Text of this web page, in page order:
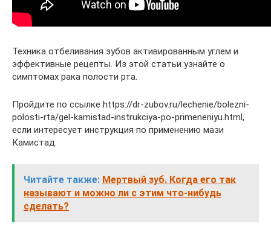
Техника отбеливания зубов активированным углем и
эффективные рецепты. Из этой статьи узнайте о
симптомах рака полости рта.
Пройдите по ссылке https://dr-zubov.ru/lechenie/bolezni-
polosti-rta/gel-kamistad-instrukciya-po-primeneniyu.html,
если интересует инструкция по применению мази
Камистад.
Читайте также: Мертвый зуб. Когда его так
называют и можно ли с этим что-нибудь
сделать?